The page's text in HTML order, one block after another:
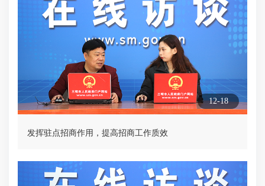
12-18
发挥驻点招商作用，提高招商工作质效